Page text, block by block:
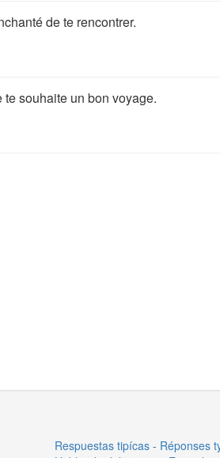
de te rencontrer.
te souhaite un bon voyage.
Respuestas tipícas - Réponses